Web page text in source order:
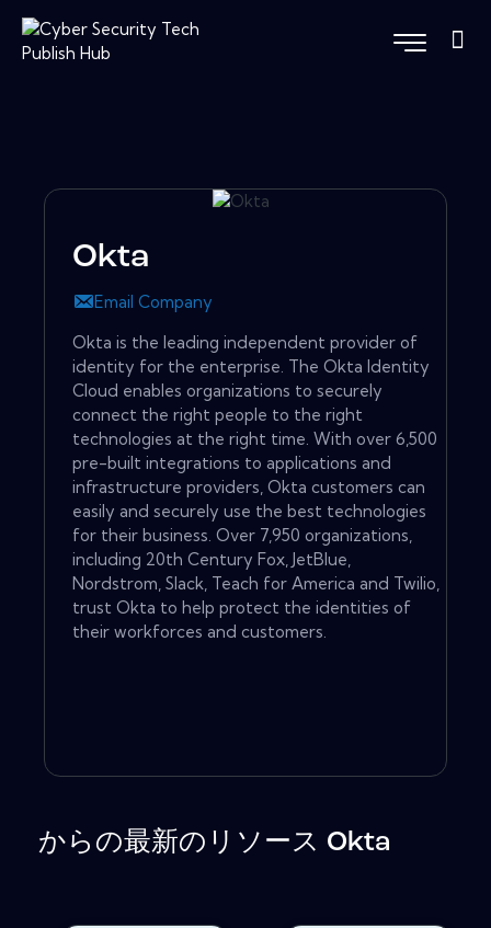
Okta
Email Company
Okta is the leading independent provider of
identity for the enterprise. The Okta Identity
Cloud enables organizations to securely
connect the right people to the right
technologies at the right time. With over 6,500
pre-built integrations to applications and
infrastructure providers, Okta customers can
easily and securely use the best technologies
for their business. Over 7,950 organizations,
including 20th Century Fox, JetBlue,
Nordstrom, Slack, Teach for America and Twilio,
trust Okta to help protect the identities of
their workforces and customers.
からの最新のリソース Okta